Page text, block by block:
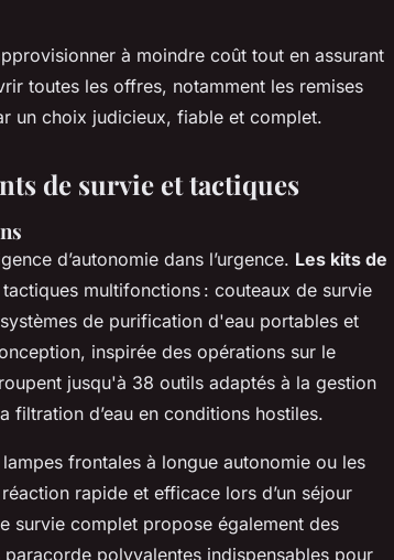
à moindre coût tout en assurant
toutes les offres, notamment les remises
un choix judicieux, fiable et complet.
de survie et tactiques
d’autonomie dans l’urgence. Les kits de
multifonctions : couteaux de survie
de purification d'eau portables et
inspirée des opérations sur le
jusqu'à 38 outils adaptés à la gestion
filtration d’eau en conditions hostiles.
frontales à longue autonomie ou les
rapide et efficace lors d’un séjour
survie complet propose également des
polyvalentes indispensables pour